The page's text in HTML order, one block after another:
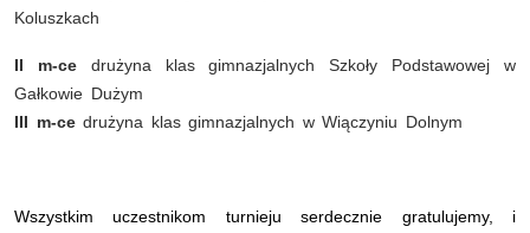
Koluszkach
II m-cedrużyna klas gimnazjalnych Szkoły Podstawowej w
Gałkowie Dużym
III m-cedrużyna klas gimnazjalnych w Wiączyniu Dolnym
Wszystkim uczestnikom turnieju serdecznie gratulujemy, i